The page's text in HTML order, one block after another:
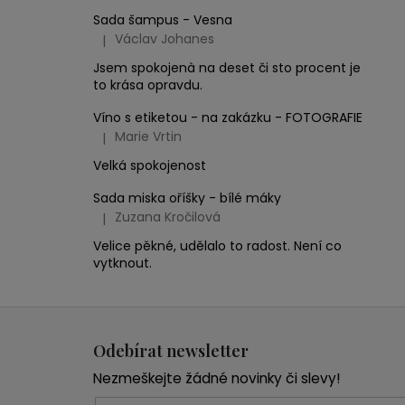
Sada šampus - Vesna
Hodnocení produktu je 5 z 5 hvězdiček.
| Václav Johanes
Jsem spokojenà na deset či sto procent je
to krása opravdu.
Víno s etiketou - na zakázku - FOTOGRAFIE
Hodnocení produktu je 5 z 5 hvězdiček.
| Marie Vrtin
Velká spokojenost
Sada miska oříšky - bílé máky
Hodnocení produktu je 5 z 5 hvězdiček.
| Zuzana Kročilová
Velice pěkné, udělalo to radost. Není co
vytknout.
Odebírat newsletter
Nezmeškejte žádné novinky či slevy!